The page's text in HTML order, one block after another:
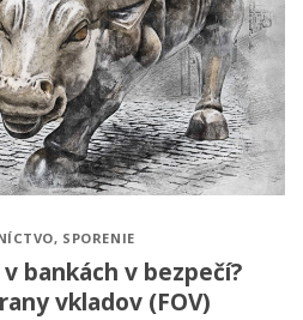
, SPORENIE
bankách v bezpečí?
vkladov (FOV)